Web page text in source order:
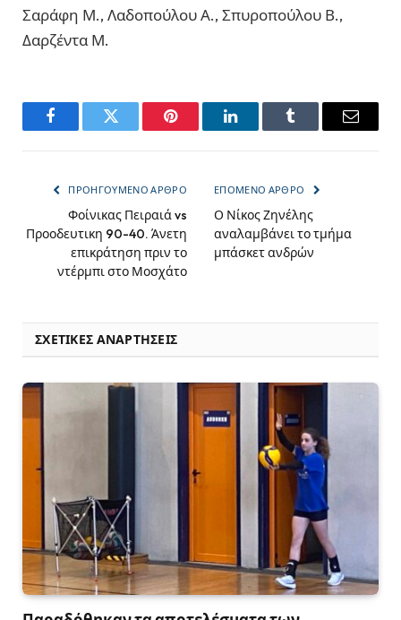
Σαράφη Μ., Λαδοπούλου Α., Σπυροπούλου Β.,
Δαρζέντα Μ.
FacebookTwitter Pinterest LinkedInTumblr Email
ΠΡΟΗΓΟΎΜΕΝΟ ΆΡΘΡΟ
Φοίνικας Πειραιά vs
Προοδευτικη 90-40. Άνετη
επικράτηση πριν το
ντέρμπι στο Μοσχάτο
ΕΠΌΜΕΝΟ ΆΡΘΡΟ
Ο Νίκος Ζηνέλης
αναλαμβάνει το τμήμα
μπάσκετ ανδρών
ΣΧΕΤΙΚΈΣ ΑΝΑΡΤΉΣΕΙΣ